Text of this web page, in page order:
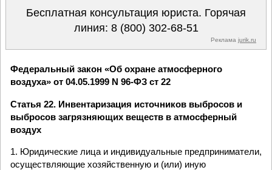
Бесплатная консультация юриста. Горячая
линия: 8 (800) 302-68-51
Реклама jurik.ru
Федеральный закон «Об охране атмосферного
воздуха» от 04.05.1999 N 96-ФЗ ст 22
Статья 22. Инвентаризация источников выбросов и
выбросов загрязняющих веществ в атмосферный
воздух
1. Юридические лица и индивидуальные предприниматели,
осуществляющие хозяйственную и (или) иную